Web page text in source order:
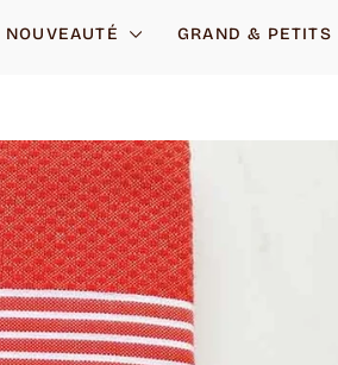
GRAND & PETITS